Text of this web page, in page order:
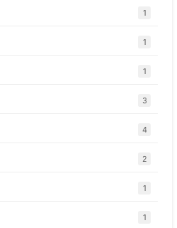
1
1
1
3
4
2
1
1